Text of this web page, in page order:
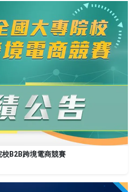
B2B跨境電商競賽